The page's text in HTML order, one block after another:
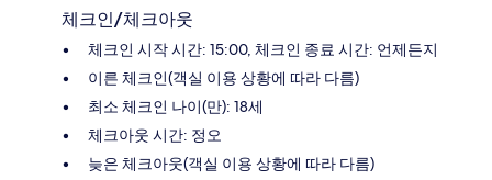
체크인/체크아웃
체크인 시작 시간: 15:00, 체크인 종료 시간: 언제든지
이른 체크인(객실 이용 상황에 따라 다름)
최소 체크인 나이(만): 18세
체크아웃 시간: 정오
늦은 체크아웃(객실 이용 상황에 따라 다름)